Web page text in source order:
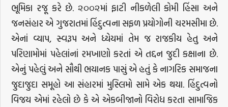
ભૂમિકા રજૂ કરે છે. ૨૦૦૨માં ફાટી નીકળેલી કોમી હિંસા અને
જનસંહાર એ ગુજરાતમાં હિંદુત્વના સફળ પ્રયોગોની ચરમસીમા છે.
એનાં વ્યાપ, સ્વરૂપ અને ધ્યેયમાં તેમ જ રાજકીય હેતુ અને
પરિણામોમાં પહેલાંનાં રમખાણો કરતાં એ તદ્દન જુદી કક્ષાના છે.
એનું પહેલું અને સૌથી ભયાનક પાસું એ હતું કે નાગરિક સમાજના
જુદાજુદા સમૂહો આ સંહારમાં મુસ્લિમો સામે એક થયા. હિંદુત્વનો
વિજય એમાં રહેલો છે કે એ એકબીજાનો વિરોધ કરતા સામાજિક